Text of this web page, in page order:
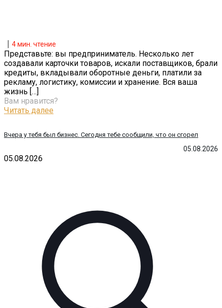
05.08.2026
Вчера у тебя был бизнес. Сегодня тебе сообщили, что он сгорел
4мин. чтение
Представьте: вы предприниматель. Несколько лет
создавали карточки товаров, искали поставщиков, брали
кредиты, вкладывали оборотные деньги, платили за
рекламу, логистику, комиссии и хранение. Вся ваша
жизнь […]
Вам нравится?
Читать далее
05.08.2026